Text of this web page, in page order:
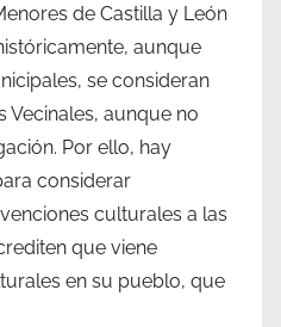
de Castilla y León
aunque
se consideran
Vecinales, aunque no
Por ello, hay
considerar
culturales a las
que viene
en su pueblo, que